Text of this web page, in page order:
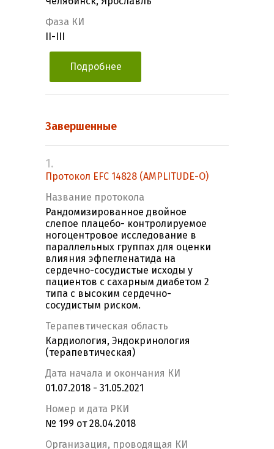
Фаза КИ
II-III
Подробнее
Завершенные
1.
Протокол EFC 14828 (AMPLITUDE-O)
Название протокола
Рандомизированное двойное
слепое плацебо- контролируемое
ногоцентровое исследование в
параллельных группах для оценки
влияния эфпегленатида на
сердечно-сосудистые исходы у
пациентов с сахарным диабетом 2
типа с высоким сердечно-
сосудистым риском.
Терапевтическая область
Кардиология, Эндокринология
(терапевтическая)
Дата начала и окончания КИ
01.07.2018 - 31.05.2021
Номер и дата РКИ
№ 199 от 28.04.2018
Организация, проводящая КИ